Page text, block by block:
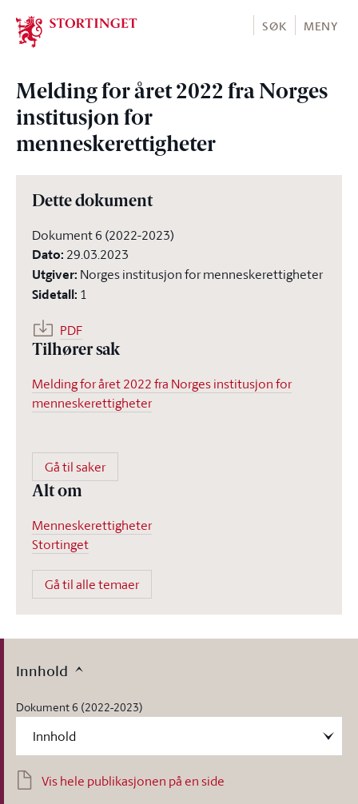
Stortinget.no
SØK MENY
Melding for året 2022 fra Norges
institusjon for
menneskerettigheter
Dette dokument
Dokument 6 (2022-2023)
Dato: 29.03.2023
Utgiver: Norges institusjon for menneskerettigheter
Sidetall: 1
PDF
Tilhører sak
Melding for året 2022 fra Norges institusjon for
menneskerettigheter
Gå til saker
Alt om
Menneskerettigheter
Stortinget
Gå til alle temaer
Innhold
Dokument 6 (2022-2023)
Vis hele publikasjonen på en side